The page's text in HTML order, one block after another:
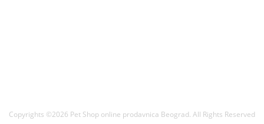
Copyrights ©2026 Pet Shop online prodavnica Beograd. All Rights Reserved